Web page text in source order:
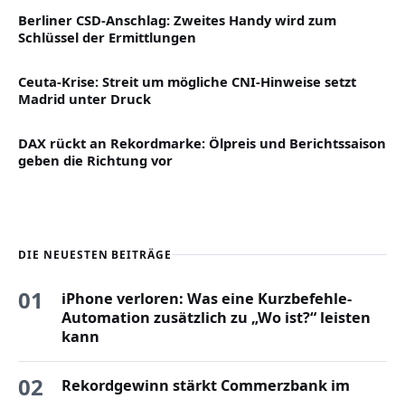
Berliner CSD-Anschlag: Zweites Handy wird zum
Schlüssel der Ermittlungen
Ceuta-Krise: Streit um mögliche CNI-Hinweise setzt
Madrid unter Druck
DAX rückt an Rekordmarke: Ölpreis und Berichtssaison
geben die Richtung vor
DIE NEUESTEN BEITRÄGE
01
iPhone verloren: Was eine Kurzbefehle-
Automation zusätzlich zu „Wo ist?“ leisten
kann
02
Rekordgewinn stärkt Commerzbank im